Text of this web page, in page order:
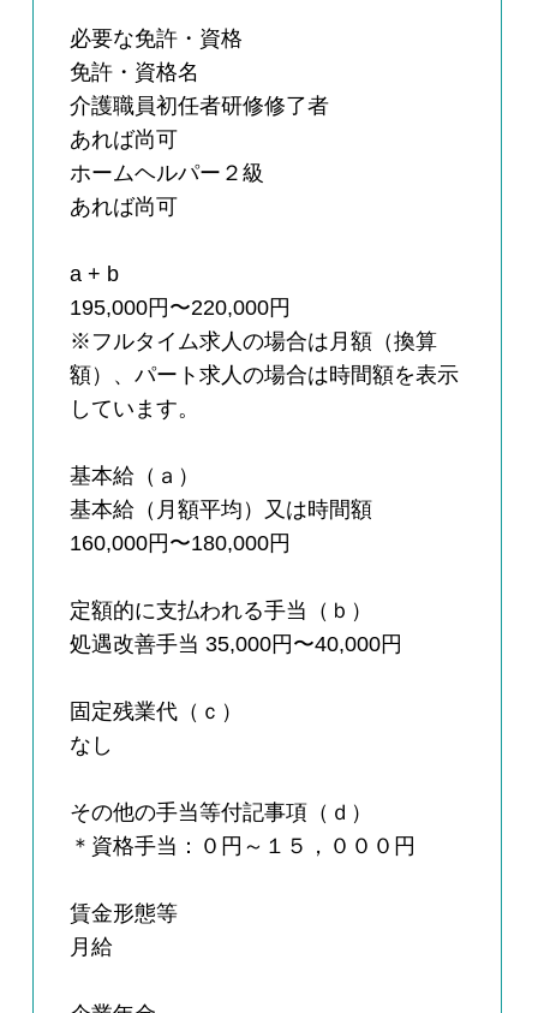
必要な免許・資格
免許・資格名
介護職員初任者研修修了者
あれば尚可
ホームヘルパー２級
あれば尚可
a + b
195,000円〜220,000円
※フルタイム求人の場合は月額（換算
額）、パート求人の場合は時間額を表示
しています。
基本給（ａ）
基本給（月額平均）又は時間額
160,000円〜180,000円
定額的に支払われる手当（ｂ）
処遇改善手当 35,000円〜40,000円
固定残業代（ｃ）
なし
その他の手当等付記事項（ｄ）
＊資格手当：０円～１５，０００円
賃金形態等
月給